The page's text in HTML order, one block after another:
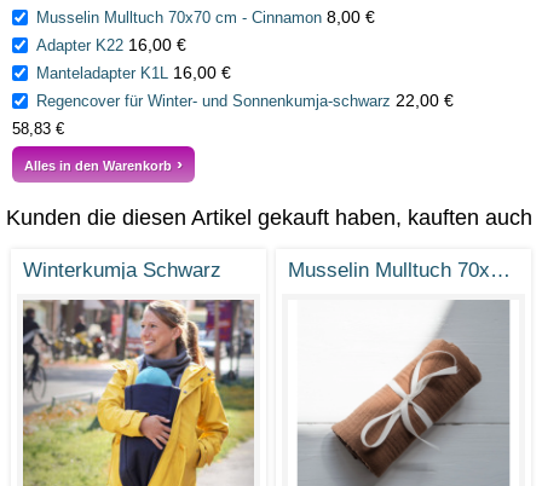
Musselin Mulltuch 70x70 cm - Cinnamon 8,00 €
Adapter K22 16,00 €
Manteladapter K1L 16,00 €
Regencover für Winter- und Sonnenkumja-schwarz 22,00 €
58,83 €
Alles in den Warenkorb
Kunden die diesen Artikel gekauft haben, kauften auch
Winterkumja Schwarz Musselin Mulltuch 70x70 cm - Cinnamon